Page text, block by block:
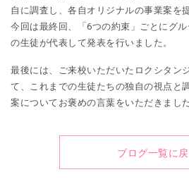
自に調査し、各自オリジナルの事業案を
今回は最終回、「6つの約束」ごとにグ
の生徒が代表して発表を行いました。
最後には、ご来校いただいたロクシタン
て、これまでの生徒たちの独自の視点と
案についてお褒めの言葉をいただきました
ブログ一覧に